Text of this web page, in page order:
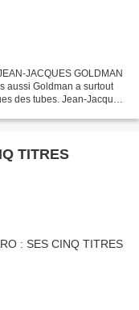
JACQUES GOLDMAN
aussi Goldman a surtout
des tubes. Jean-Jacques
TITRES